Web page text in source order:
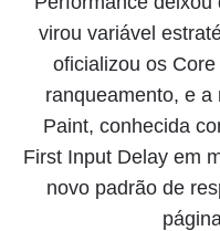
virou variável
oficializou os
ranqueamento, e
Paint, conhecida
First Input Delay em
novo padrão de